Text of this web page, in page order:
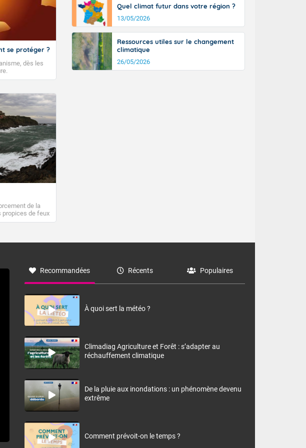
se protéger ?
dès les
de la
propices de feux
? Quelles sont
Roussillon à la
d’où
Quel climat futur dans votre région ?
13/05/2026
Ressources utiles sur le changement
climatique
26/05/2026
Recommandées Récents Populaires
À quoi sert la météo ?
Climadiag Agriculture et Forêt : s’adapter au
réchauffement climatique
De la pluie aux inondations : un phénomène devenu
extrême
Comment prévoit-on le temps ?